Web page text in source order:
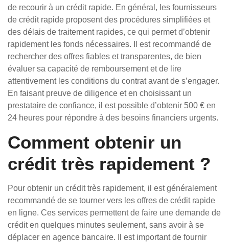
de recourir à un crédit rapide. En général, les fournisseurs
de crédit rapide proposent des procédures simplifiées et
des délais de traitement rapides, ce qui permet d’obtenir
rapidement les fonds nécessaires. Il est recommandé de
rechercher des offres fiables et transparentes, de bien
évaluer sa capacité de remboursement et de lire
attentivement les conditions du contrat avant de s’engager.
En faisant preuve de diligence et en choisissant un
prestataire de confiance, il est possible d’obtenir 500 € en
24 heures pour répondre à des besoins financiers urgents.
Comment obtenir un
crédit très rapidement ?
Pour obtenir un crédit très rapidement, il est généralement
recommandé de se tourner vers les offres de crédit rapide
en ligne. Ces services permettent de faire une demande de
crédit en quelques minutes seulement, sans avoir à se
déplacer en agence bancaire. Il est important de fournir